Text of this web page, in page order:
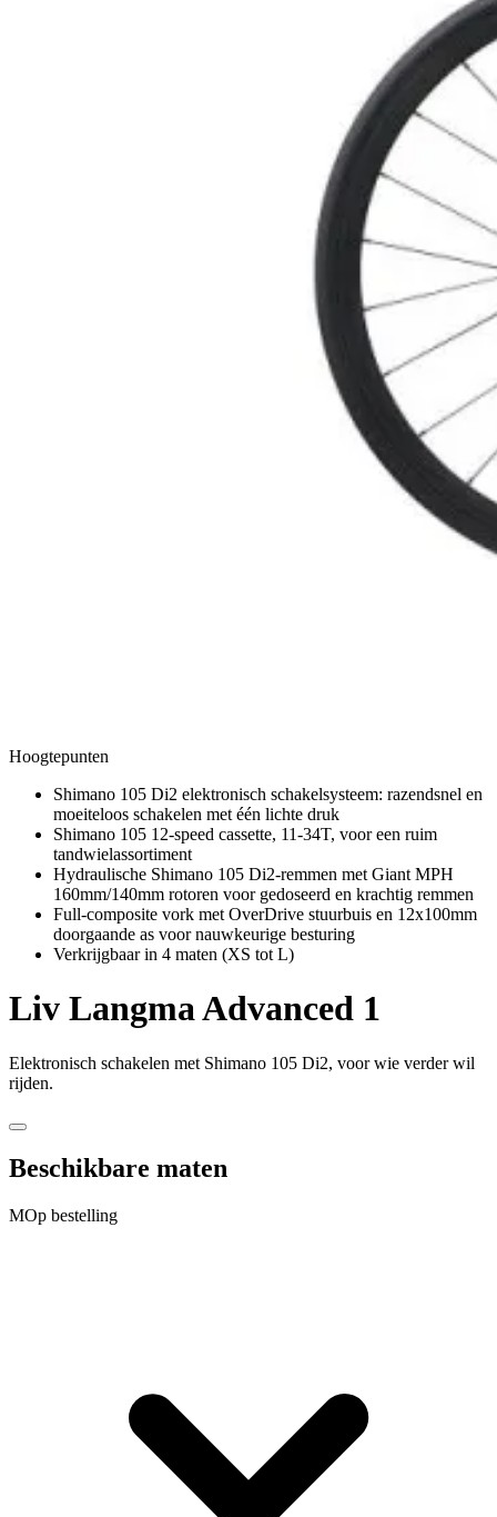
Hoogtepunten
Shimano 105 Di2 elektronisch schakelsysteem: razendsnel en
moeiteloos schakelen met één lichte druk
Shimano 105 12-speed cassette, 11-34T, voor een ruim
tandwielassortiment
Hydraulische Shimano 105 Di2-remmen met Giant MPH
160mm/140mm rotoren voor gedoseerd en krachtig remmen
Full-composite vork met OverDrive stuurbuis en 12x100mm
doorgaande as voor nauwkeurige besturing
Verkrijgbaar in 4 maten (XS tot L)
Liv Langma Advanced 1
Elektronisch schakelen met Shimano 105 Di2, voor wie verder wil
rijden.
Beschikbare maten
MOp bestelling